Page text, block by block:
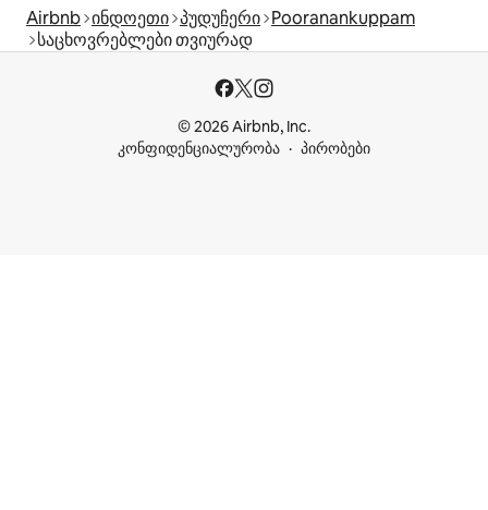
Airbnb ინდოეთი პუდუჩერი Pooranankuppam
საცხოვრებლები თვიურად
© 2026 Airbnb, Inc.
კონფიდენციალურობა
პირობები